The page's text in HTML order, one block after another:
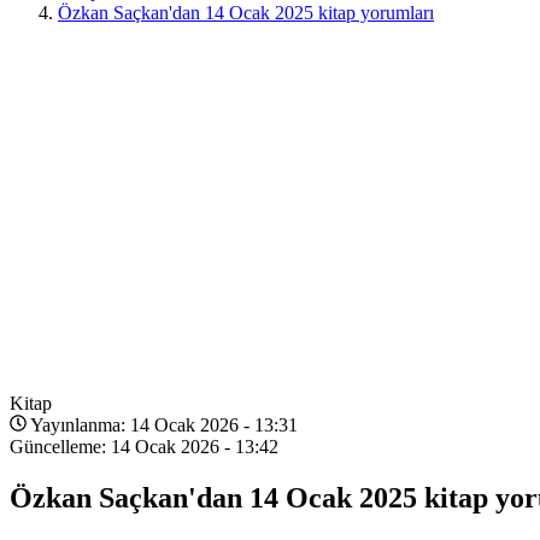
Özkan Saçkan'dan 14 Ocak 2025 kitap yorumları
Kitap
Yayınlanma: 14 Ocak 2026 - 13:31
Güncelleme: 14 Ocak 2026 - 13:42
Özkan Saçkan'dan 14 Ocak 2025 kitap